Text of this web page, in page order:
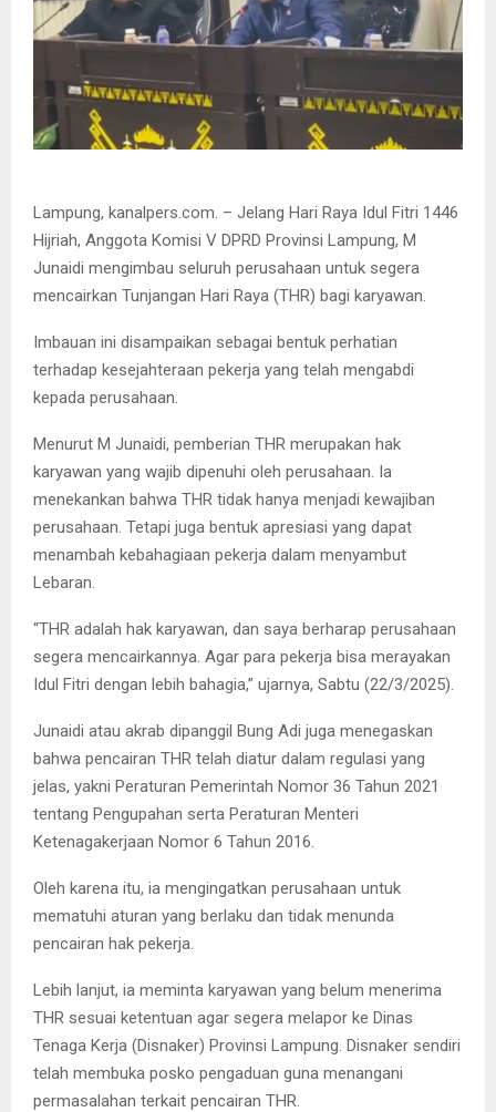
Lampung, kanalpers.com. – Jelang Hari Raya Idul Fitri 1446
Hijriah, Anggota Komisi V DPRD Provinsi Lampung, M
Junaidi mengimbau seluruh perusahaan untuk segera
mencairkan Tunjangan Hari Raya (THR) bagi karyawan.
Imbauan ini disampaikan sebagai bentuk perhatian
terhadap kesejahteraan pekerja yang telah mengabdi
kepada perusahaan.
Menurut M Junaidi, pemberian THR merupakan hak
karyawan yang wajib dipenuhi oleh perusahaan. Ia
menekankan bahwa THR tidak hanya menjadi kewajiban
perusahaan. Tetapi juga bentuk apresiasi yang dapat
menambah kebahagiaan pekerja dalam menyambut
Lebaran.
“THR adalah hak karyawan, dan saya berharap perusahaan
segera mencairkannya. Agar para pekerja bisa merayakan
Idul Fitri dengan lebih bahagia,” ujarnya, Sabtu (22/3/2025).
Junaidi atau akrab dipanggil Bung Adi juga menegaskan
bahwa pencairan THR telah diatur dalam regulasi yang
jelas, yakni Peraturan Pemerintah Nomor 36 Tahun 2021
tentang Pengupahan serta Peraturan Menteri
Ketenagakerjaan Nomor 6 Tahun 2016.
Oleh karena itu, ia mengingatkan perusahaan untuk
mematuhi aturan yang berlaku dan tidak menunda
pencairan hak pekerja.
Lebih lanjut, ia meminta karyawan yang belum menerima
THR sesuai ketentuan agar segera melapor ke Dinas
Tenaga Kerja (Disnaker) Provinsi Lampung. Disnaker sendiri
telah membuka posko pengaduan guna menangani
permasalahan terkait pencairan THR.